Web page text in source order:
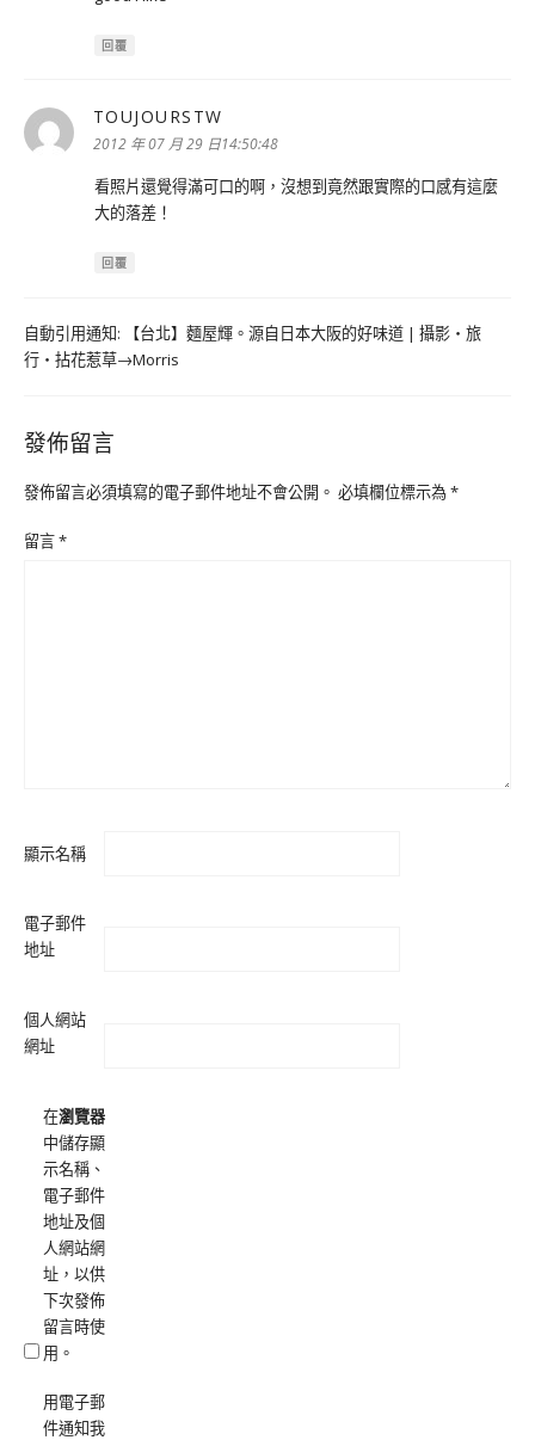
回覆
TOUJOURSTW
示:
2012 年 07 月 29 日14:50:48
看照片還覺得滿可口的啊，沒想到竟然跟實際的口感有這麼
大的落差！
回覆
自動引用通知:
【台北】麵屋輝。源自日本大阪的好味道 | 攝影‧旅
行‧拈花惹草→Morris
發佈留言
發佈留言必須填寫的電子郵件地址不會公開。 必填欄位標示為*
留言*
顯示名稱
電子郵件
地址
個人網站
網址
在瀏覽器
中儲存顯
示名稱、
電子郵件
地址及個
人網站網
址，以供
下次發佈
留言時使
用。
用電子郵
件通知我